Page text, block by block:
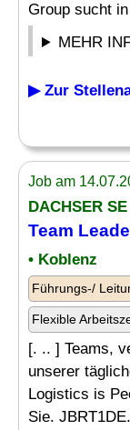
Group sucht
MEHR
▶ Zur
Job am
DACHSER SE
Team
• Koblenz
Führungs-/
Flexible
[. .. ] Teams,
unserer
Logistics is
Sie.